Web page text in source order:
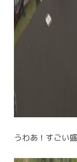
うわあ！すごい